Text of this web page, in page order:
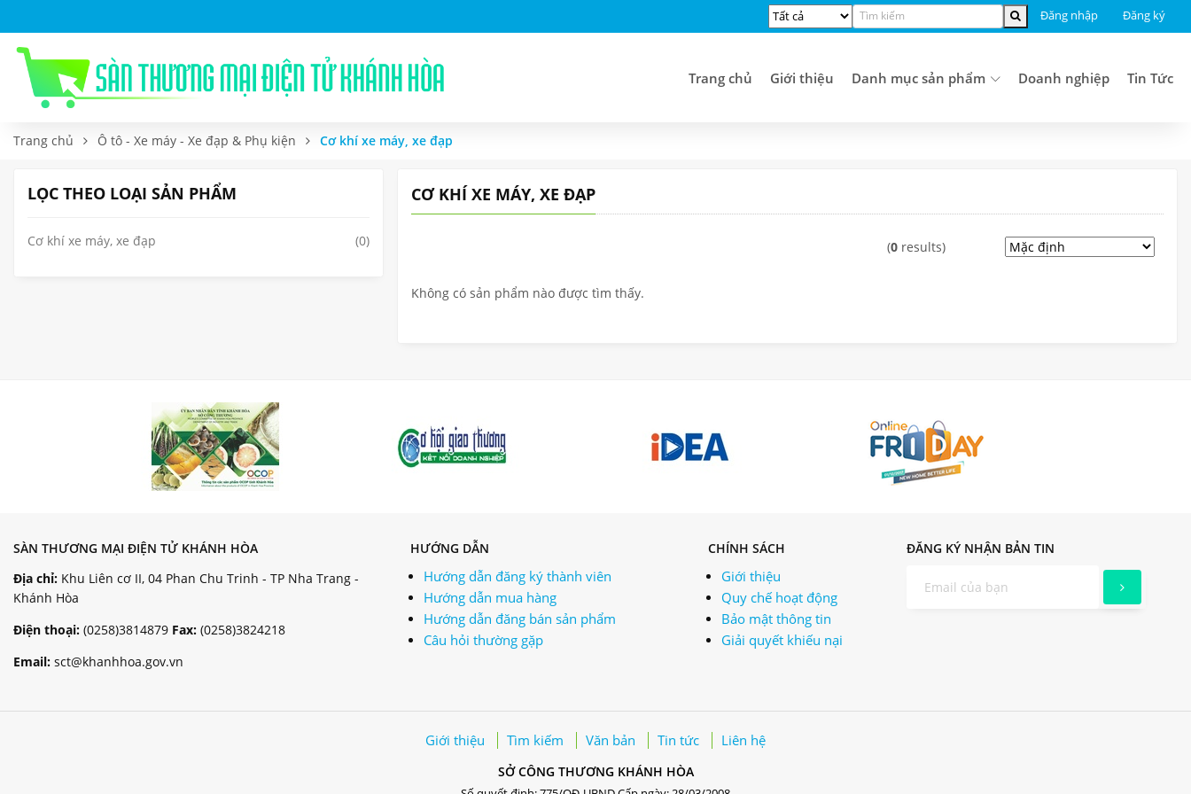
Đăng nhập Đăng ký
Trang chủ Giới thiệu Danh mục sản phẩm Doanh nghiệp Tin Tức
Trang chủ Ô tô - Xe máy - Xe đạp & Phụ kiện Cơ khí xe máy, xe đạp
LỌC THEO LOẠI SẢN PHẨM
Cơ khí xe máy, xe đạp (0)
CƠ KHÍ XE MÁY, XE ĐẠP
(0 results)
Không có sản phẩm nào được tìm thấy.
SÀN THƯƠNG MẠI ĐIỆN TỬ KHÁNH HÒA
Địa chỉ: Khu Liên cơ II, 04 Phan Chu Trinh - TP Nha Trang -
Khánh Hòa
Điện thoại: (0258)3814879 Fax: (0258)3824218
Email: sct@khanhhoa.gov.vn
HƯỚNG DẪN
Hướng dẫn đăng ký thành viên
Hướng dẫn mua hàng
Hướng dẫn đăng bán sản phẩm
Câu hỏi thường gặp
CHÍNH SÁCH
Giới thiệu
Quy chế hoạt động
Bảo mật thông tin
Giải quyết khiếu nại
ĐĂNG KÝ NHẬN BẢN TIN
Giới thiệu Tìm kiếm Văn bản Tin tức Liên hệ
SỞ CÔNG THƯƠNG KHÁNH HÒA